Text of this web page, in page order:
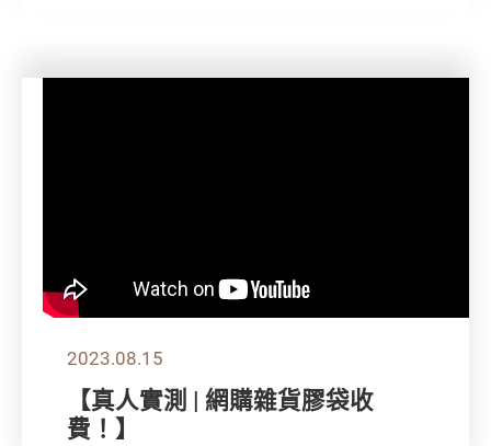
2023.08.15
【真人實測 | 網購雜貨膠袋收
費！】